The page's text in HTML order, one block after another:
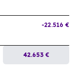
-22.516 €
42.653 €